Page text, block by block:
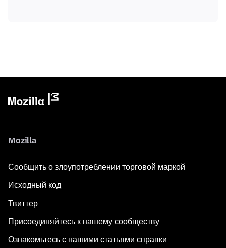
Mozilla
Сообщить о злоупотреблении торговой маркой
Исходный код
Твиттер
Присоединяйтесь к нашему сообществу
Ознакомьтесь с нашими статьями справки